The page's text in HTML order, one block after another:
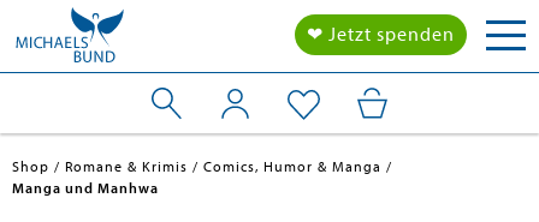
❤ Jetzt spenden
Shop Romane & Krimis
Comics, Humor & Manga
Manga und Manhwa